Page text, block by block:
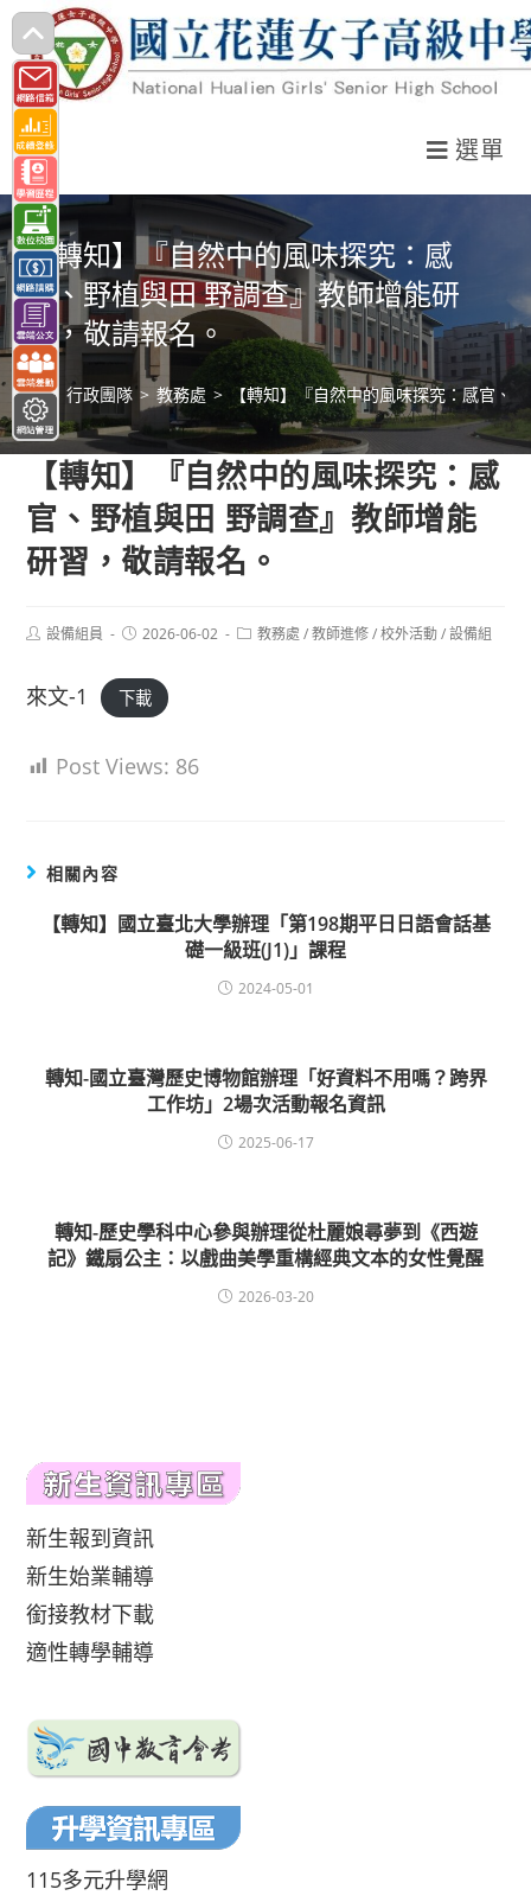
跳
轉
至
主
要
內
容
選單
【轉知】『自然中的風味探究：感
官、野植與田 野調查』教師增能研
習，敬請報名。
> 行政團隊 > 教務處 > 【轉知】『自然中的風味探究：感官、
【轉知】『自然中的風味探究：感
官、野植與田 野調查』教師增能
研習，敬請報名。
Post設備組員
Post2026-06-02
Post教務處 / 教師進修 / 校外活動 / 設備組
來文-1 下載
Post Views: 86
相關內容
【轉知】國立臺北大學辦理「第198期平日日語會話基
礎一級班(J1)」課程
2024-05-01
轉知-國立臺灣歷史博物館辦理「好資料不用嗎？跨界
工作坊」2場次活動報名資訊
2025-06-17
轉知-歷史學科中心參與辦理從杜麗娘尋夢到《西遊
記》鐵扇公主：以戲曲美學重構經典文本的女性覺醒
2026-03-20
新生報到資訊
新生始業輔導
銜接教材下載
適性轉學輔導
115多元升學網